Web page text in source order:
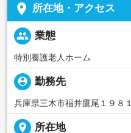
place 所在地・アクセス
people 業態
特別養護老人ホーム
person_pin 勤務先
兵庫県三木市福井鷹尾１９８
place 所在地